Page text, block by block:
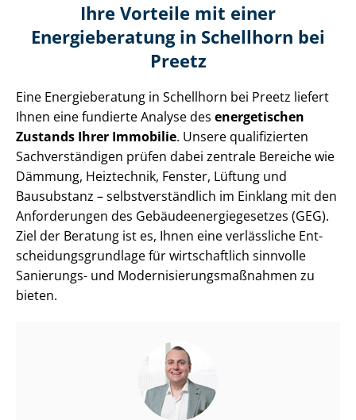
Ihre Vorteile mit einer
Energieberatung in Schellhorn bei
Preetz
Eine Energieberatung in Schellhorn bei Preetz liefert
Ihnen eine fundierte Analyse des energetischen
Zustands Ihrer Immobilie. Unsere qualifizierten
Sach­ver­stän­di­gen prüfen dabei zentrale Bereiche wie
Dämmung, Heiztechnik, Fenster, Lüftung und
Bausubstanz – selbst­ver­ständ­lich im Einklang mit den
Anforderungen des Ge­bäu­de­en­er­gie­ge­set­zes (GEG).
Ziel der Beratung ist es, Ihnen eine verlässliche Ent­
schei­dungs­grund­la­ge für wirtschaftlich sinnvolle
Sanierungs- und Mo­der­ni­sie­rungs­maß­nah­men zu
bieten.